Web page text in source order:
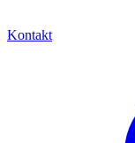
Kontakt